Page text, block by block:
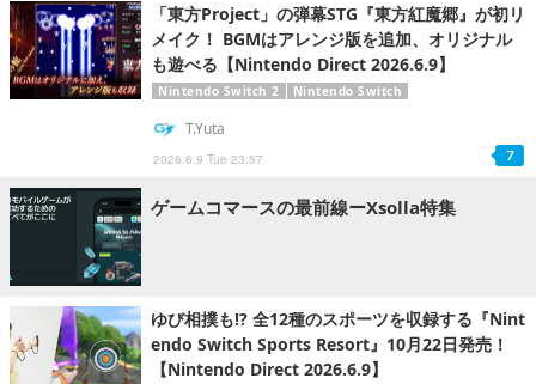
「東方Project」の弾幕STG『東方紅魔郷』が初リ
メイク！ BGMはアレンジ版を追加、オリジナル
も遊べる【Nintendo Direct 2026.6.9】
Nintendo Switch 2 Nintendo Switch
2026.6.9 Tue 23:57
T.Yuta
7
ゲームコマースの最前線ーXsolla特集
ゆび相撲も!? 全12種のスポーツを収録する『Nint
endo Switch Sports Resort』10月22日発売！
【Nintendo Direct 2026.6.9】